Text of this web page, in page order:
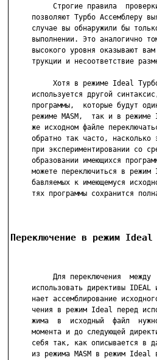
Строгие правила
позволяют Турбо Ассемблеру
случае вы обнаружили бы
выполнении. Это аналогично
высокого уровня оказывают
трукции и несоответствие
Хотя в режиме Ideal
используется другой
программы,  которые будут
режиме MASM,  так и в режиме
же исходном файле
обратно так часто, насколько
при экспериментировании со
образовании имеющихся
можете переключиться в режим
бавляемых к имеющемуся
тях программы сохранится
Переключение в режим
Для переключения  между
использовать директивы IDEAL
нает ассемблирование
чения в режим Ideal перед
жима  в  исходный  файл
момента и до следующей
себя так, как описывается в
из режима MASM в режим Ideal